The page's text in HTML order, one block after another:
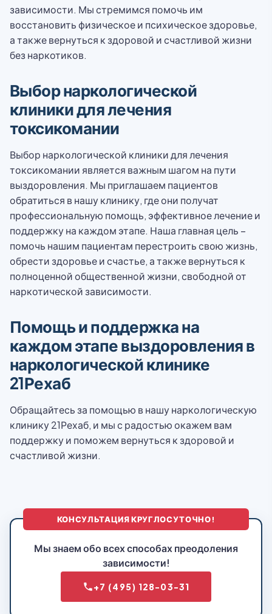
зависимости. Мы стремимся помочь им
восстановить физическое и психическое здоровье,
а также вернуться к здоровой и счастливой жизни
без наркотиков.
Выбор наркологической
клиники для лечения
токсикомании
Выбор наркологической клиники для лечения
токсикомании является важным шагом на пути
выздоровления. Мы приглашаем пациентов
обратиться в нашу клинику, где они получат
профессиональную помощь, эффективное лечение и
поддержку на каждом этапе. Наша главная цель –
помочь нашим пациентам перестроить свою жизнь,
обрести здоровье и счастье, а также вернуться к
полноценной общественной жизни, свободной от
наркотической зависимости.
Помощь и поддержка на
каждом этапе выздоровления в
наркологической клинике
21Рехаб
Обращайтесь за помощью в нашу наркологическую
клинику 21Рехаб, и мы с радостью окажем вам
поддержку и поможем вернуться к здоровой и
счастливой жизни.
КОНСУЛЬТАЦИЯ КРУГЛОСУТОЧНО!
Мы знаем обо всех способах преодоления
зависимости!
+7 (495) 128-03-31